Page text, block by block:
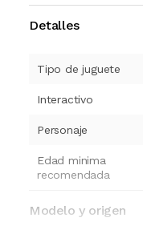
Detalles
Tipo de juguete
Interactivo
Personaje
Edad minima
recomendada
Modelo y origen